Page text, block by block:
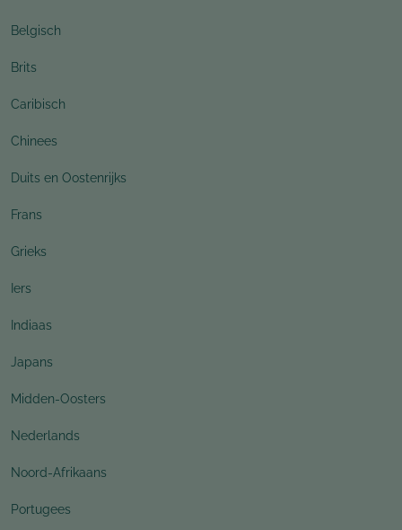
Belgisch
Brits
Caribisch
Chinees
Duits en Oostenrijks
Frans
Grieks
Iers
Indiaas
Japans
Midden-Oosters
Nederlands
Noord-Afrikaans
Portugees